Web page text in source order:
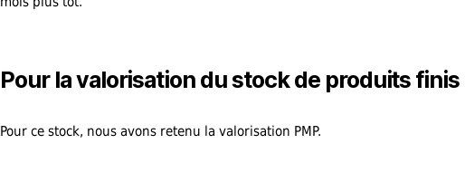
Pour la valorisation du stock de produits finis
Pour ce stock, nous avons retenu la valorisation PMP.